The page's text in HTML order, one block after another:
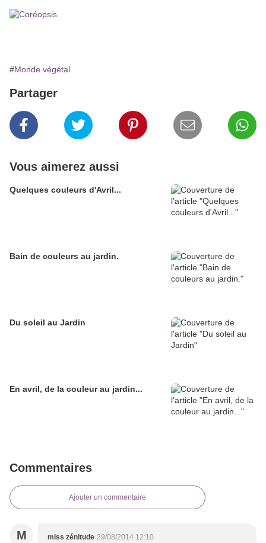
#Monde végétal
Partager
Vous aimerez aussi
Quelques couleurs d'Avril...
Bain de couleurs au jardin.
Du soleil au Jardin
En avril, de la couleur au jardin...
Commentaires
Ajouter un commentaire
M miss zénitude 29/08/2014 12:10